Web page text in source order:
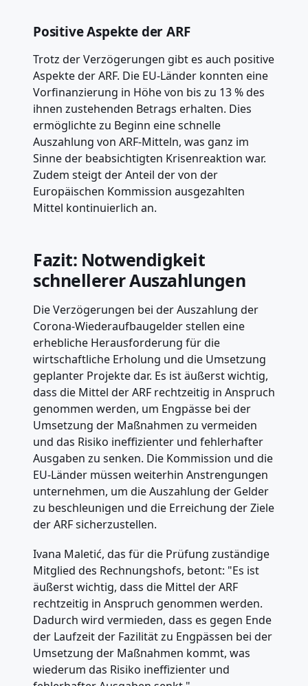
Positive Aspekte der ARF
Trotz der Verzögerungen gibt es auch positive
Aspekte der ARF. Die EU-Länder konnten eine
Vorfinanzierung in Höhe von bis zu 13 % des
ihnen zustehenden Betrags erhalten. Dies
ermöglichte zu Beginn eine schnelle
Auszahlung von ARF-Mitteln, was ganz im
Sinne der beabsichtigten Krisenreaktion war.
Zudem steigt der Anteil der von der
Europäischen Kommission ausgezahlten
Mittel kontinuierlich an.
Fazit: Notwendigkeit
schnellerer Auszahlungen
Die Verzögerungen bei der Auszahlung der
Corona-Wiederaufbaugelder stellen eine
erhebliche Herausforderung für die
wirtschaftliche Erholung und die Umsetzung
geplanter Projekte dar. Es ist äußerst wichtig,
dass die Mittel der ARF rechtzeitig in Anspruch
genommen werden, um Engpässe bei der
Umsetzung der Maßnahmen zu vermeiden
und das Risiko ineffizienter und fehlerhafter
Ausgaben zu senken. Die Kommission und die
EU-Länder müssen weiterhin Anstrengungen
unternehmen, um die Auszahlung der Gelder
zu beschleunigen und die Erreichung der Ziele
der ARF sicherzustellen.
Ivana Maletić, das für die Prüfung zuständige
Mitglied des Rechnungshofs, betont: "Es ist
äußerst wichtig, dass die Mittel der ARF
rechtzeitig in Anspruch genommen werden.
Dadurch wird vermieden, dass es gegen Ende
der Laufzeit der Fazilität zu Engpässen bei der
Umsetzung der Maßnahmen kommt, was
wiederum das Risiko ineffizienter und